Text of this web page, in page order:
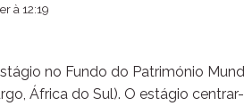
à 12:19
no Fundo do Património
África do Sul). O estágio